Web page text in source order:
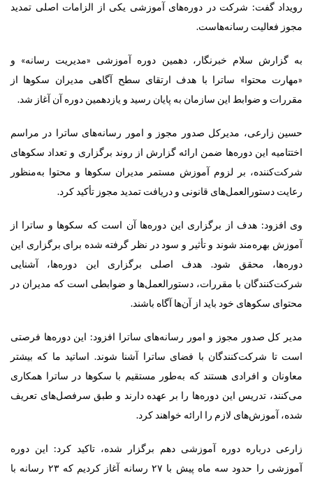
رویداد گفت: شرکت در دوره‌های آموزشی یکی از الزامات اصلی تمدید
مجوز فعالیت رسانه‌هاست.
به گزارش سلام خبرنگار، دهمین دوره آموزشی «مدیریت رسانه» و
«مهارت محتوا» ساترا با هدف ارتقای سطح آگاهی مدیران سکوها از
مقررات و ضوابط این سازمان به‌ پایان رسید و یازدهمین دوره آن آغاز شد.
حسین زارعی، مدیرکل صدور مجوز و امور رسانه‌های ساترا در مراسم
اختتامیه این دوره‌ها ضمن ارائه گزارش از روند برگزاری و تعداد سکوهای
شرکت‌کننده، بر لزوم آموزش مستمر مدیران سکوها و محتوا به‌منظور
رعایت دستورالعمل‌های قانونی و دریافت تمدید مجوز تأکید کرد.
وی افزود: هدف از برگزاری این دوره‌ها آن است که سکوها و ساترا از
آموزش بهره‌مند شوند و تأثیر و سود در نظر گرفته شده برای برگزاری این
دوره‌ها، محقق شود. هدف اصلی برگزاری این دوره‌ها، آشنایی
شرکت‌کنندگان با مقررات، دستورالعمل‌ها و ضوابطی است که مدیران در
محتوای سکوهای خود باید از آن‌ها آگاه باشند.
مدیر کل صدور مجوز و امور رسانه‌های ساترا افزود: این دوره‌ها فرصتی
است تا شرکت‌کنندگان با فضای ساترا آشنا شوند. اساتید ما که بیشتر
معاونان و افرادی هستند که به‌طور مستقیم با سکوها در ساترا همکاری
می‌کنند، تدریس این دوره‌ها را بر عهده دارند و طبق سرفصل‌های تعریف
‌شده، آموزش‌های لازم را ارائه خواهند کرد.
زارعی درباره دوره آموزشی دهم برگزار شده، تاکید کرد: این دوره
آموزشی را حدود سه ماه پیش با ۲۷ رسانه آغاز کردیم که ۲۳ رسانه با